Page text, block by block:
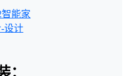
能家
设计
：